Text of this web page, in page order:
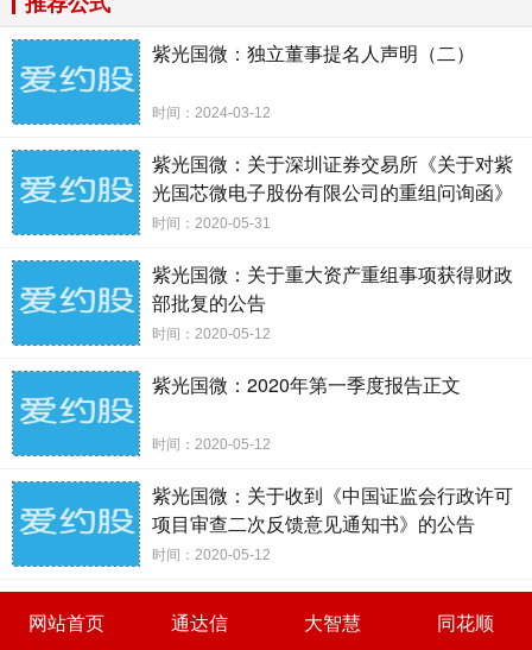
√ 是 □ 否
如否，请详细说明：
______________________________
四、被提名人已经按照中国证监会《上市公司高级管理
人员培训工作指引》
的规定取得独立董事资格证书。
□是 √否
如否，请详细说明：_黄文玉已承诺参加最近一次独立董
事培训并取得深圳
证券交易所认可的独立董事资格证书。
_____________________________
五、被提名人担任独立董事不会违反《中华人民共和国
公务员法》的相关
规定。
紫光国微：独立董事提名人声明（二）
时间：2024-03-12
紫光国微：关于深圳证券交易所《关于对紫
光国芯微电子股份有限公司的重组问询函》
（中小板重组问询函（需行政许可）
时间：2020-05-31
紫光国微：关于重大资产重组事项获得财政
部批复的公告
时间：2020-05-12
紫光国微：2020年第一季度报告正文
时间：2020-05-12
紫光国微：关于收到《中国证监会行政许可
项目审查二次反馈意见通知书》的公告
时间：2020-05-12
网站首页 通达信 大智慧
同花顺